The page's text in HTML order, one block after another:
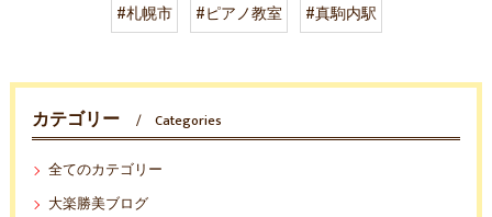
#札幌市 #ピアノ教室 #真駒内駅
カテゴリー Categories
全てのカテゴリー
大楽勝美ブログ